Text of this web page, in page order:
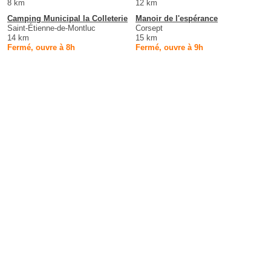
8 km
12 km
Camping Municipal la Colleterie
Saint-Étienne-de-Montluc
14 km
Fermé, ouvre à 8h
Manoir de l'espérance
Corsept
15 km
Fermé, ouvre à 9h